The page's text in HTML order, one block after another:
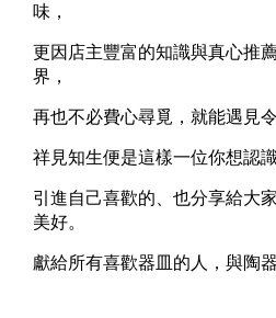
味，
更因店主豐富的知識與真心推
界，
再也不必費心尋覓，就能遇見
祥見知生便是這樣一位你想認
引進自己喜歡的、也分享給大
美好。
獻給所有喜歡器皿的人，與陶